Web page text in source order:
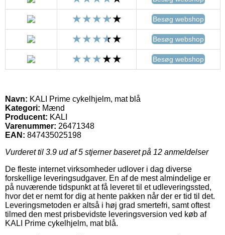
Besøg webshop
Besøg webshop
Besøg webshop
Navn: KALI Prime cykelhjelm, mat blå
Kategori: Mænd
Producent: KALI
Varenummer: 26471348
EAN: 847435025198
Vurderet til 3.9 ud af 5 stjerner baseret på 12 anmeldelser
De fleste internet virksomheder udlover i dag diverse
forskellige leveringsudgaver. En af de mest almindelige er
på nuværende tidspunkt at få leveret til et udleveringssted,
hvor det er nemt for dig at hente pakken når der er tid til det.
Leveringsmetoden er altså i høj grad smertefri, samt oftest
tilmed den mest prisbevidste leveringsversion ved køb af
KALI Prime cykelhjelm, mat blå.